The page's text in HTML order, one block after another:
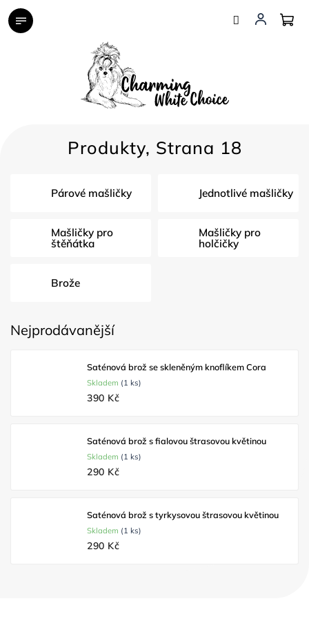
Přejít
na
Produkty, Strana 18
Párové mašličky Jednotlivé mašličky
Mašličky pro
štěňátka
Mašličky pro
holčičky
Brože
Nejprodávanější
Saténová brož se skleněným knoflíkem Cora
Skladem (1 ks)
390 Kč
Saténová brož s fialovou štrasovou květinou
Skladem (1 ks)
290 Kč
Saténová brož s tyrkysovou štrasovou květinou
Skladem (1 ks)
290 Kč